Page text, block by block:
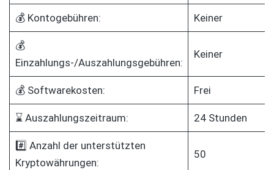
💰 Kontogebühren: Keiner
💰
Einzahlungs-/Auszahlungsgebühren:
Keiner
💰 Softwarekosten: Frei
⌛ Auszahlungszeitraum: 24 Stunden
#️⃣ Anzahl der unterstützten
Kryptowährungen:
50